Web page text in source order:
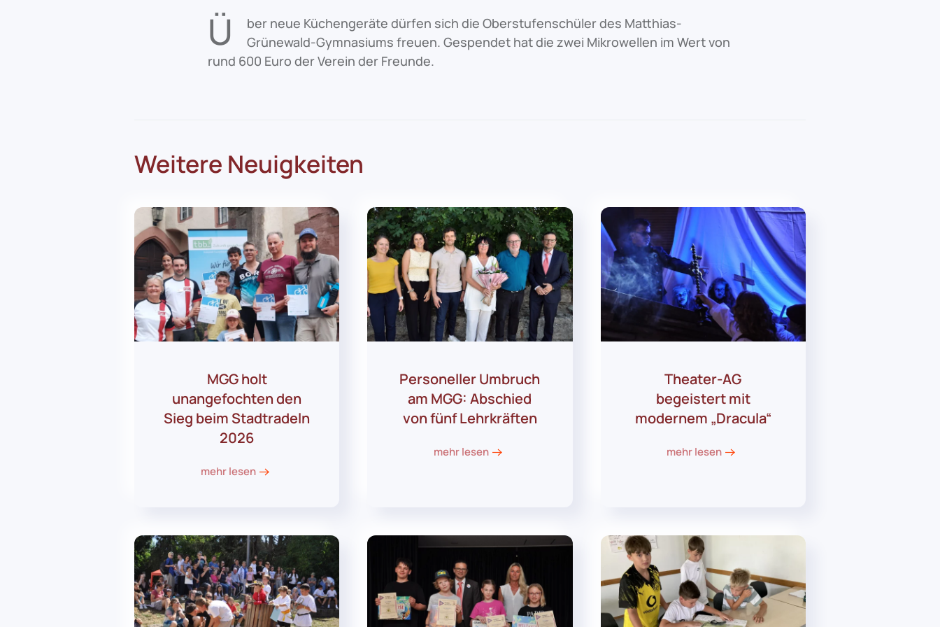
Ü
ber neue Küchengeräte dürfen sich die Oberstufenschüler des Matthias-
Grünewald-Gymnasiums freuen. Gespendet hat die zwei Mikrowellen im Wert von
rund 600 Euro der Verein der Freunde.
Weitere Neuigkeiten
MGG holt
unangefochten den
Sieg beim Stadtradeln
2026
mehr lesen
Personeller Umbruch
am MGG: Abschied
von fünf Lehrkräften
mehr lesen
Theater-AG
begeistert mit
modernem „Dracula“
mehr lesen